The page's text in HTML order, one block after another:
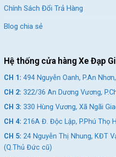
Chính Sách Đổi Trả Hàng
Blog chia sẻ
Hệ thống cửa hàng Xe Đạp
CH 1: 494 Nguyễn Oanh, P.An
CH 2: 322/36 An Dương Vương,
CH 3: 330 Hùng Vương, Xã Ngãi
CH 4: 216A Đ. Độc Lập, P.Phú Thọ
CH 5: 24 Nguyễn Thị Nhung, KĐT
(Q.Thủ Đức cũ)